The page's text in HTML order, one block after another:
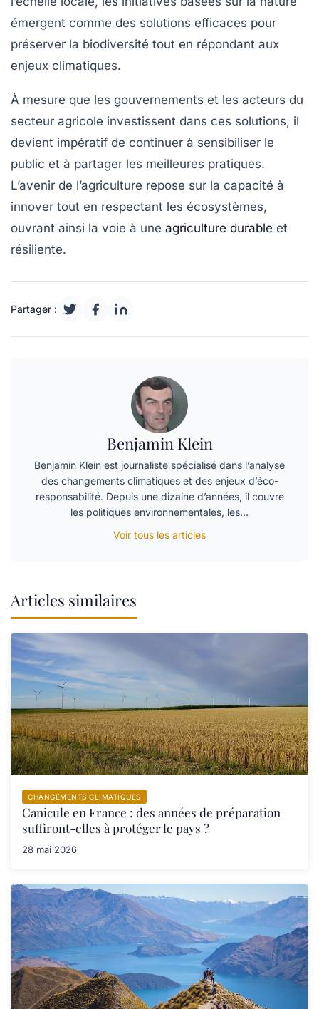
émergent comme des solutions efficaces pour
préserver la biodiversité tout en répondant aux
enjeux climatiques.
À mesure que les gouvernements et les acteurs du
secteur agricole investissent dans ces solutions, il
devient impératif de continuer à sensibiliser le
public et à partager les meilleures pratiques.
L’avenir de l’agriculture repose sur la capacité à
innover tout en respectant les écosystèmes,
ouvrant ainsi la voie à une agriculture durable et
résiliente.
Partager :
Benjamin Klein
Benjamin Klein est journaliste spécialisé dans l’analyse
des changements climatiques et des enjeux d’éco-
responsabilité. Depuis une dizaine d’années, il couvre
les politiques environnementales, les…
Voir tous les articles
Articles similaires
CHANGEMENTS CLIMATIQUES
Canicule en France : des années de préparation
suffiront-elles à protéger le pays ?
28 mai 2026